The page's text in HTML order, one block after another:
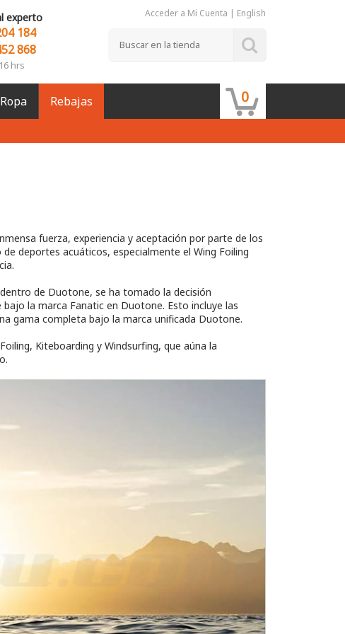
experto
184
868
hrs
Acceder a Mi Cuenta | English
Ropa Rebajas 0
fuerza, experiencia y aceptación por parte de los
deportes acuáticos, especialmente el Wing Foiling
de Duotone, se ha tomado la decisión
la marca Fanatic en Duotone. Esto incluye las
gama completa bajo la marca unificada Duotone.
Kiteboarding y Windsurfing, que aúna la